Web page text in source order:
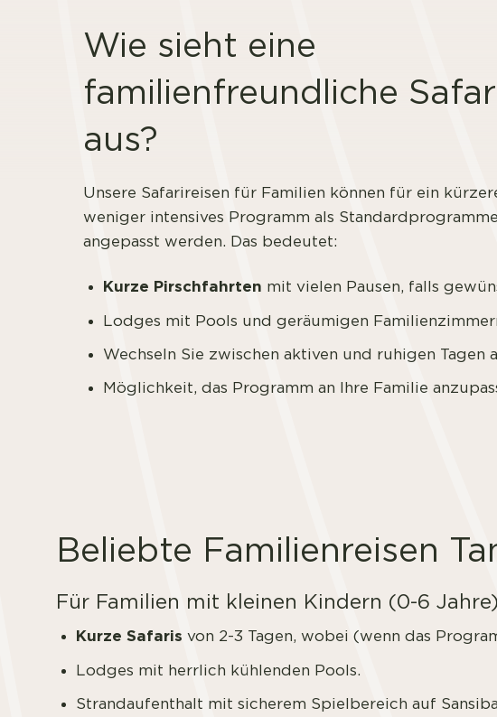
Wie sieht eine
familienfreundliche
aus?
Unsere Safarireisen für Familien können für ein
weniger intensives Programm als Standardprogramme
angepasst werden. Das bedeutet:
Kurze Pirschfahrten mit vielen Pausen, falls
Lodges mit Pools und geräumigen
Wechseln Sie zwischen aktiven und ruhigen Tagen
Möglichkeit, das Programm an Ihre Familie
Beliebte Familienreisen
Für Familien mit kleinen Kindern (0-6 Jahre)
Kurze Safaris von 2-3 Tagen, wobei (wenn das
Lodges mit herrlich kühlenden Pools.
Strandaufenthalt mit sicherem Spielbereich auf